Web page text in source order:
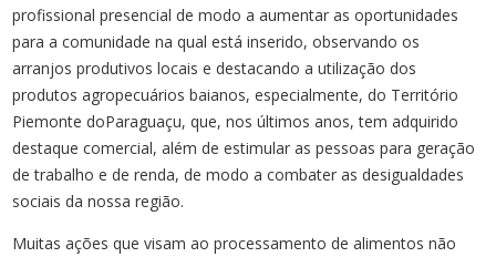
profissional presencial de modo a aumentar as oportunidades
para a​ comunidade na qual está inserido, observando os
arranjos produtivos locais e destacando ​a utilização dos
produtos agropecuários baianos, especialmente, do Território
Piemonte do​ Paraguaçu, que, nos últimos anos, tem adquirido
destaque comercial, além de estimular​ as pessoas para geração
de trabalho e de renda, de modo a combater as desigualdades
sociais​ da nossa região.​
Muitas ações que visam ao processamento de alimentos não